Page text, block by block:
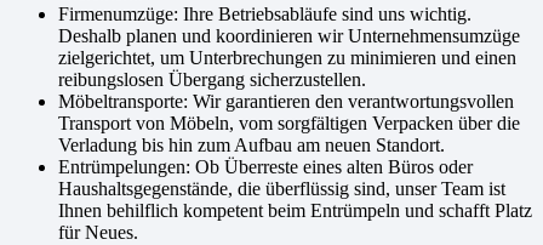
Firmenumzüge: Ihre Betriebsabläufe sind uns wichtig.
Deshalb planen und koordinieren wir Unternehmensumzüge
zielgerichtet, um Unterbrechungen zu minimieren und einen
reibungslosen Übergang sicherzustellen.
Möbeltransporte: Wir garantieren den verantwortungsvollen
Transport von Möbeln, vom sorgfältigen Verpacken über die
Verladung bis hin zum Aufbau am neuen Standort.
Entrümpelungen: Ob Überreste eines alten Büros oder
Haushaltsgegenstände, die überflüssig sind, unser Team ist
Ihnen behilflich kompetent beim Entrümpeln und schafft Platz
für Neues.